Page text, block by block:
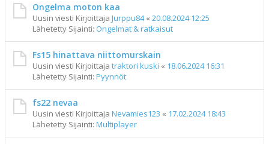
Ongelma moton kaa
Uusin viesti Kirjoittaja Jurppu84« 20.08.2024 12:25
Lähetetty Sijainti: Ongelmat & ratkaisut
Fs15 hinattava niittomurskain
Uusin viesti Kirjoittaja traktori kuski « 18.06.2024 16:31
Lähetetty Sijainti: Pyynnöt
fs22 nevaa
Uusin viesti Kirjoittaja Nevamies123 « 17.02.2024 18:43
Lähetetty Sijainti: Multiplayer